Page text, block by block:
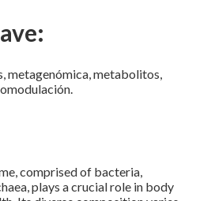
metagenómica, metabolitos,
comprised of bacteria,
plays a crucial role in body